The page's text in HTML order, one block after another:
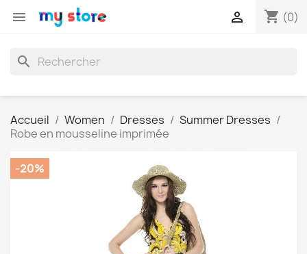
 shopping_cart (0)

search
Accueil Women Dresses
Summer Dresses
Robe en mousseline imprimée
-20%